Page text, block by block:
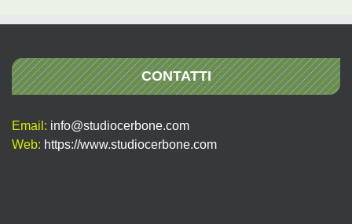
CONTATTI
Email: info@studiocerbone.com
Web: https://www.studiocerbone.com